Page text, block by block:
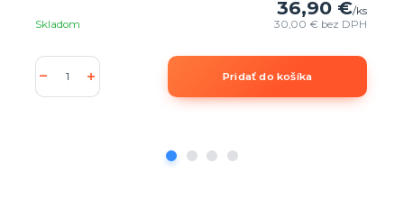
36,90 €/ks
30,00 € bez DPH
Skladom
Pridať do košíka